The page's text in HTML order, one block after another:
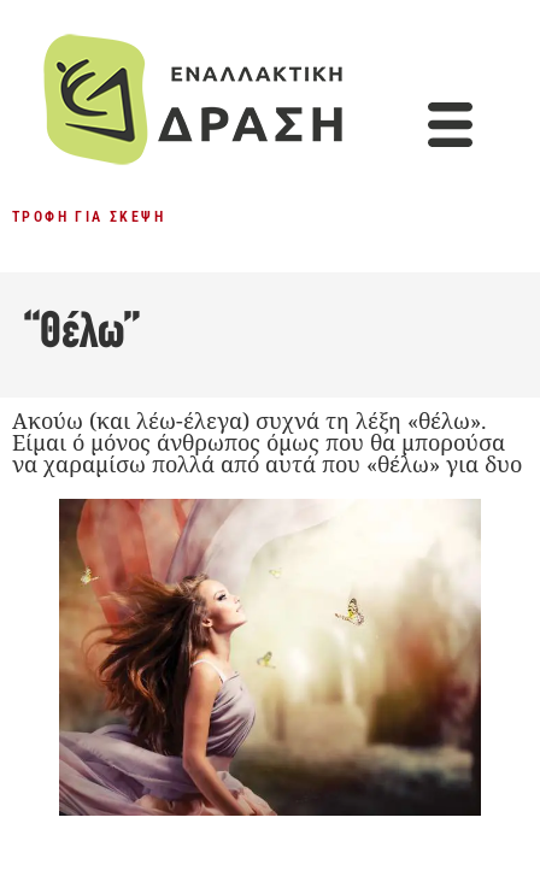
ΤΡΟΦΉ ΓΙΑ ΣΚΈΨΗ
“Θέλω”
Ακούω (και λέω-έλεγα) συχνά τη λέξη «θέλω».
Είμαι ό μόνος άνθρωπος όμως που θα μπορούσα
να χαραμίσω πολλά από αυτά που «θέλω» για δυο